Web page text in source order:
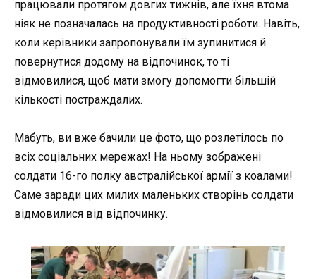
працювали протягом довгих тижнів, але їхня втома
ніяк не позначалась на продуктивності роботи. Навіть,
коли керівники запропонували їм зупинитися й
повернутися додому на відпочинок, то ті
відмовилися, щоб мати змогу допомогти більшій
кількості постраждалих.
Мабуть, ви вже бачили це фото, що розлетілось по
всіх соціальних мережах! На ньому зображені
солдати 16-го полку австралійської армії з коалами!
Саме заради цих милих маленьких створінь солдати
відмовилися від відпочинку.